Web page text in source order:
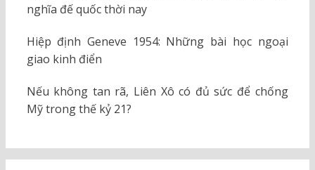
nghĩa đế quốc thời nay
Hiệp định Geneve 1954: Những bài học ngoại
giao kinh điển
Nếu không tan rã, Liên Xô có đủ sức để chống
Mỹ trong thế kỷ 21?